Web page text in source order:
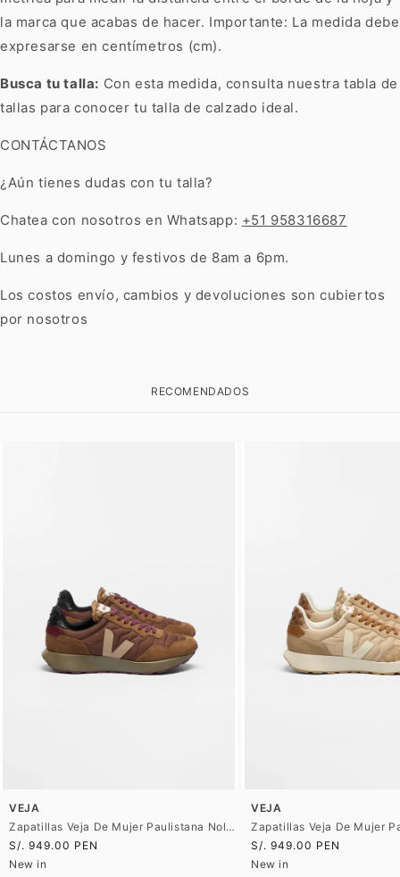
la marca que acabas de hacer. Importante: La medida debe
expresarse en centímetros (cm).
Busca tu talla: Con esta medida, consulta nuestra tabla de
tallas para conocer tu talla de calzado ideal.
CONTÁCTANOS
¿Aún tienes dudas con tu talla?
Chatea con nosotros en Whatsapp: +51 958316687
Lunes a domingo y festivos de 8am a 6pm.
Los costos envío, cambios y devoluciones son cubiertos
por nosotros
RECOMENDADOS
VEJA
Zapatillas Veja De Mujer Paulistana Nolyn
S/. 949.00 PEN
New in
VEJA
S/. 949.00 PEN
New in